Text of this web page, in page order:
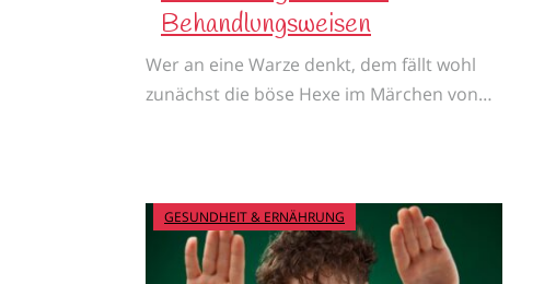
Behandlungsweisen
Wer an eine Warze denkt, dem fällt wohl
zunächst die böse Hexe im Märchen von…
GESUNDHEIT & ERNÄHRUNG